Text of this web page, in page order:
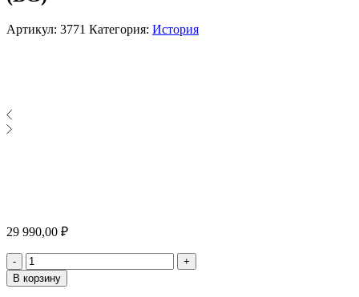
Артикул: 3771 Категория: История
29 990,00 ₽
- Количество
+
В корзину